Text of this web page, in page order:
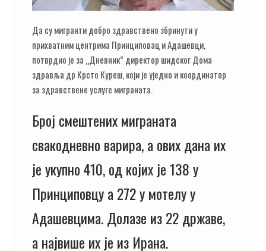
Да су мигранти добро здравствено збринути у
прихватним центрима Принциповац и Адашевци,
потврдио је за „Дневник” директор шидског Дома
здравља др Крсто Куреш, који је уједно и координатор
за здравствене услуге миграната.
Број смештених миграната
свакодневно варира, а ових дана их
је укупно 410, од којих је 138 у
Принциповцу а 272 у мотелу у
Адашевцима. Долазе из 22 државе,
а највише их је из Ирана.